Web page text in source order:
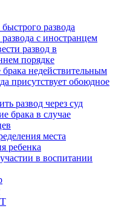
развода
с иностранцем
развод в
порядке
недействительным
присутствует обоюдное
развод через суд
брака в случае
места
ребенка
в воспитании